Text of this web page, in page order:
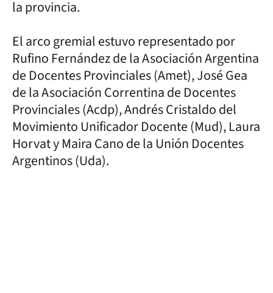
la provincia.
El arco gremial estuvo representado por
Rufino Fernández de la Asociación Argentina
de Docentes Provinciales (Amet), José Gea
de la Asociación Correntina de Docentes
Provinciales (Acdp), Andrés Cristaldo del
Movimiento Unificador Docente (Mud), Laura
Horvat y Maira Cano de la Unión Docentes
Argentinos (Uda).